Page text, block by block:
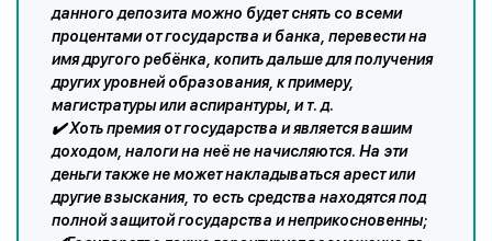
данного депозита можно будет снять со всеми
процентами от государства и банка, перевести на
имя другого ребёнка, копить дальше для получения
других уровней образования, к примеру,
магистратуры или аспирантуры, и т. д.
✔️ Хоть премия от государства и является вашим
доходом, налоги на неё не начисляются. На эти
деньги также не может накладываться арест или
другие взыскания, то есть средства находятся под
полной защитой государства и неприкосновенны;